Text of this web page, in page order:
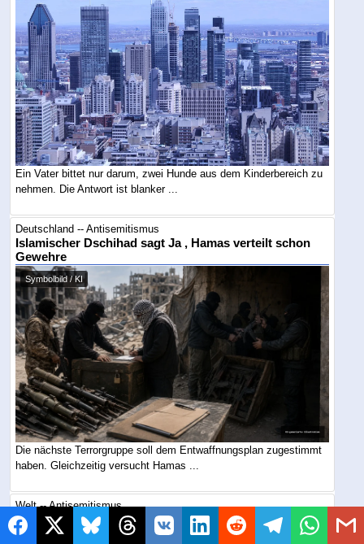
Ein Vater bittet nur darum, zwei Hunde aus dem Kinderbereich zu
nehmen. Die Antwort ist blanker ...
Deutschland -- Antisemitismus
Islamischer Dschihad sagt Ja , Hamas verteilt schon
Gewehre
Symbolbild / KI
Die nächste Terrorgruppe soll dem Entwaffnungsplan zugestimmt
haben. Gleichzeitig versucht Hamas ...
Welt -- Antisemitismus
Koscheres Restaurant niedergebrannt: Montreal
fürchtet den nächsten Hassanschlag